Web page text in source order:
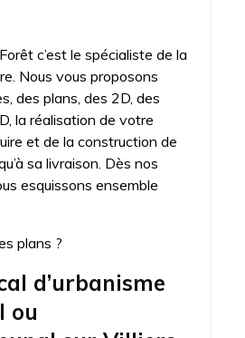
c’est le spécialiste de la
Nous vous proposons
des plans, des 2D, des
la réalisation de votre
et de la construction de
sa livraison. Dès nos
esquissons ensemble
plans ?
d’urbanisme
ou